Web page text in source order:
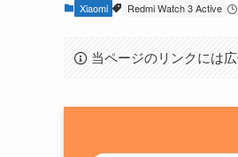
Xiaomi Redmi Watch 3 Active
当ページのリンクには